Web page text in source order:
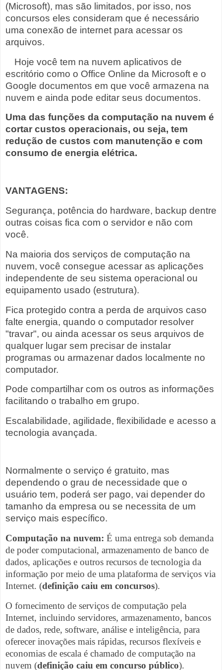
(Microsoft), mas são limitados, por isso, nos
concursos eles consideram que é necessário
uma conexão de internet para acessar os
arquivos.
Hoje você tem na nuvem aplicativos de
escritório como o Office Online da Microsoft e o
Google documentos em que você armazena na
nuvem e ainda pode editar seus documentos.
Uma das funções da computação na nuvem é
cortar custos operacionais, ou seja, tem
redução de custos com manutenção e com
consumo de energia elétrica.
VANTAGENS:
Segurança, potência do hardware, backup dentre
outras coisas fica com o servidor e não com
você.
Na maioria dos serviços de computação na
nuvem, você consegue acessar as aplicações
independente de seu sistema operacional ou
equipamento usado (estrutura).
Fica protegido contra a perda de arquivos caso
falte energia, quando o computador resolver
"travar", ou ainda acessar os seus arquivos de
qualquer lugar sem precisar de instalar
programas ou armazenar dados localmente no
computador.
Pode compartilhar com os outros as informações
facilitando o trabalho em grupo.
Escalabilidade, agilidade, flexibilidade e acesso a
tecnologia avançada.
Normalmente o serviço é gratuito, mas
dependendo o grau de necessidade que o
usuário tem, poderá ser pago, vai depender do
tamanho da empresa ou se necessita de um
serviço mais específico.
Computação na nuvem: É uma entrega sob demanda
de poder computacional, armazenamento de banco de
dados, aplicações e outros recursos de tecnologia da
informação por meio de uma plataforma de serviços via
Internet. (definição caiu em concursos).
O fornecimento de serviços de computação pela
Internet, incluindo servidores, armazenamento, bancos
de dados, rede, software, análise e inteligência, para
oferecer inovações mais rápidas, recursos flexíveis e
economias de escala é chamado de computação na
nuvem (definição caiu em concurso público).